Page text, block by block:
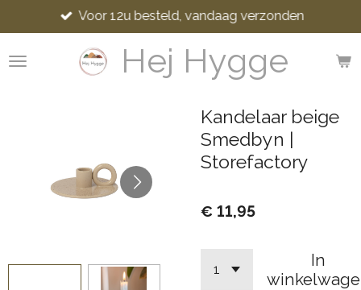
direct
naar
Hej Hygge
Voor 12u besteld, vandaag verzonden
Kandelaar beige
Smedbyn |
Storefactory
€ 11,95
In